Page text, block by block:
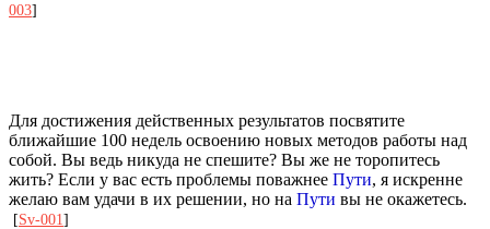
003]
Для достижения действенных результатов посвятите
ближайшие 100 недель освоению новых методов работы над
собой. Вы ведь никуда не спешите? Вы же не торопитесь
жить? Если у вас есть проблемы поважнее Пути, я искренне
желаю вам удачи в их решении, но на Пути вы не окажетесь.
[Sv-001 ]